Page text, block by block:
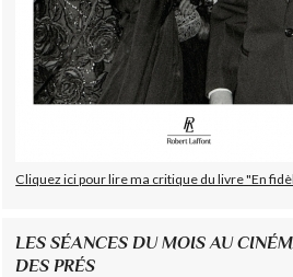
Cliquez ici pour lire ma critique du livre "En
LES SÉANCES DU MOIS AU
DES PRÉS